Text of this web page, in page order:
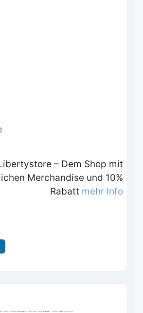
– Dem Shop mit
Merchandise und 10%
Rabatt mehr Info